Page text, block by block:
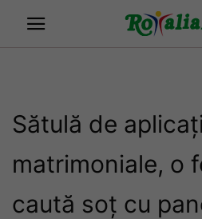
Sătulă de
matrimoniale, o
caută soț cu